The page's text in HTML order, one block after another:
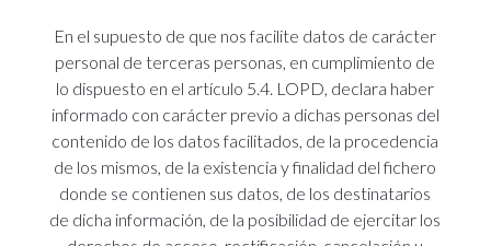
En el supuesto de que nos facilite datos de carácter
personal de terceras personas, en cumplimiento de
lo dispuesto en el artículo 5.4. LOPD, declara haber
informado con carácter previo a dichas personas del
contenido de los datos facilitados, de la procedencia
de los mismos, de la existencia y finalidad del fichero
donde se contienen sus datos, de los destinatarios
de dicha información, de la posibilidad de ejercitar los